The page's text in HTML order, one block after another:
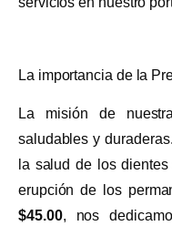
La importancia de la
La misión de
saludables y
la salud de los
erupción de los
$45.00, nos